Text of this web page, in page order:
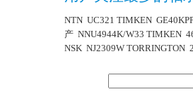
NTN UC321 TIMKEN
产 NNU4944K/W33 TIMKEN
NSK NJ2309W TORRINGTON